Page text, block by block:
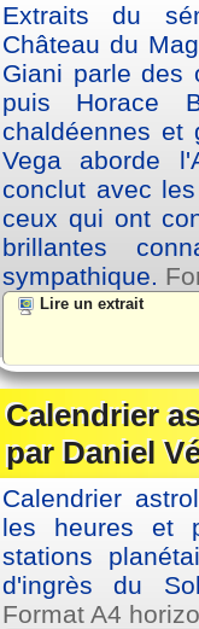
Extraits du
Château du
Giani parle des
puis Horace
chaldéennes et
Vega aborde
conclut avec
ceux qui ont
brillantes
sympathique.
Lire un extrait
Calendrier
par Daniel
Calendrier
les heures et
stations
d'ingrès du
Format A4